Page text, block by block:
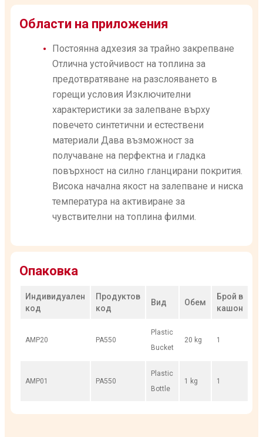
Области на приложения
Постоянна адхезия за трайно закрепване
Отлична устойчивост на топлина за
предотвратяване на разслояването в
горещи условия Изключителни
характеристики за залепване върху
повечето синтетични и естествени
материали Дава възможност за
получаване на перфектна и гладка
повърхност на силно гланцирани покрития.
Висока начална якост на залепване и ниска
температура на активиране за
чувствителни на топлина филми.
Опаковка
Индивидуален
код
Продуктов
код
Вид Обем
Брой в
кашон
AMP20 PA550
Plastic
Bucket
20 kg 1
AMP01 PA550
Plastic
Bottle
1 kg 1